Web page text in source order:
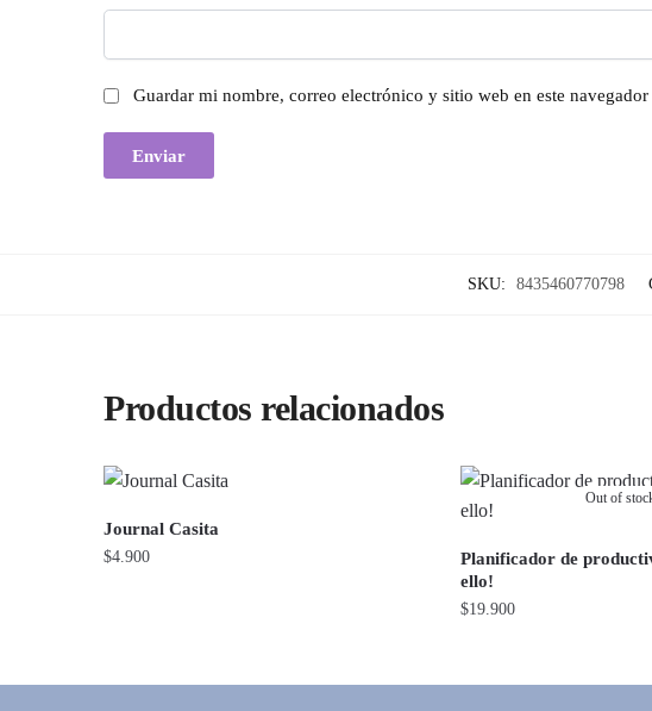
Guardar mi nombre, correo electrónico y sitio web en este
SKU: 8435460770798
Productos relacionados
Journal Casita
$4.900
Out of
Planificador de
ello!
$19.900